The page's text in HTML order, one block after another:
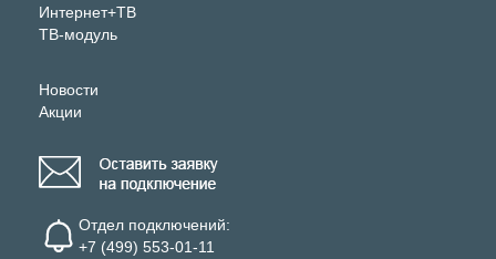
Интернет+ТВ
ТВ-модуль
Новости
Акции
Отдел подключений:
+7 (499) 553-01-11